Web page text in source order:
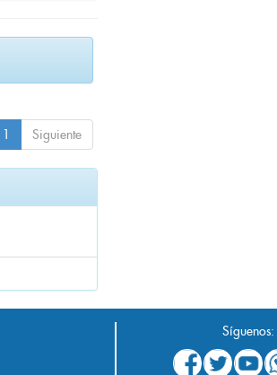
1 Siguiente
Síguenos: